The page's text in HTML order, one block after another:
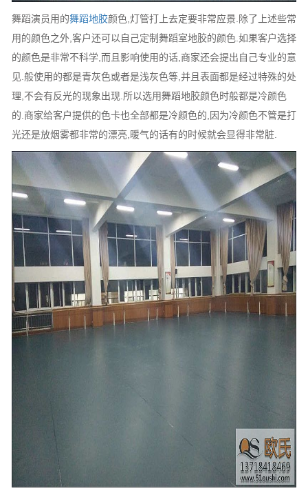
舞蹈演员用的舞蹈地胶颜色,灯管打上去定要非常应景.除了上述些常
用的颜色之外,客户还可以自己定制舞蹈室地胶的颜色.如果客户选择
的颜色是非常不科学,而且影响使用的话,商家还会提出自己专业的意
见.般使用的都是青灰色或者是浅灰色等,并且表面都是经过特殊的处
理,不会有反光的现象出现.所以选用舞蹈地胶颜色时般都是冷颜色
的.商家给客户提供的色卡也全部都是冷颜色的,因为冷颜色不管是打
光还是放烟雾都非常的漂亮,暖气的话有的时候就会显得非常脏.